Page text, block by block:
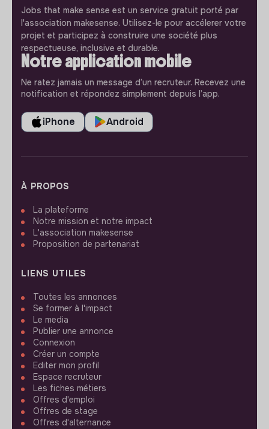
Jobs that make sense est un service gratuit porté par
l'association makesense. Utilisez-le pour accélerer votre
projet et participez à construire une société plus
respectueuse, inclusive et durable.
Notre application mobile
Ne ratez jamais un message d’un recruteur. Recevez une
notification et répondez simplement depuis l’app.
iPhone Android
À PROPOS
La plateforme
Notre mission et notre impact
L'association makesense
Proposition de partenariat
LIENS UTILES
Toutes les annonces
Se former à l'impact
Le media
Publier une annonce
Connexion
Créer un compte
Editer mon profil
Espace recruteur
Les fiches métiers
Offres d'emploi
Offres de stage
Offres d'alternance